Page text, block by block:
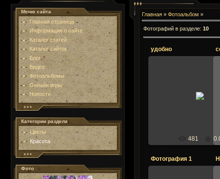
Меню сайта
Главная страница
Информация о сайте
Каталог статей
Каталог сайтов
Блог
Видео
Фотоальбомы
Онлайн игры
Новости
Категории раздела
Цветы
Красота
Фото
Главная » Фотоальбом »
Фотографий в разделе: 10
удобно
481
Фотография 1